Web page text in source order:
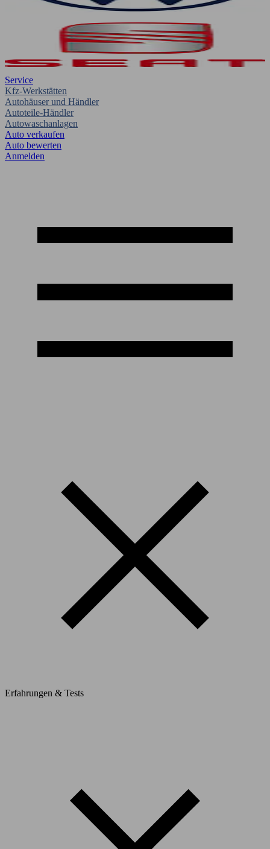
Service
Kfz-Werkstätten
Autohäuser und Händler
Autoteile-Händler
Autowaschanlagen
Auto verkaufen
Auto bewerten
Anmelden
Erfahrungen & Tests